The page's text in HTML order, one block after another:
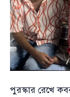
পুরস্কার রেখে